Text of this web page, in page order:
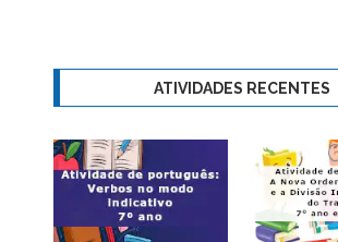
ATIVIDADES RECENTES